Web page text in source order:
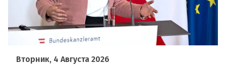
Вторник, 4 Августа 2026